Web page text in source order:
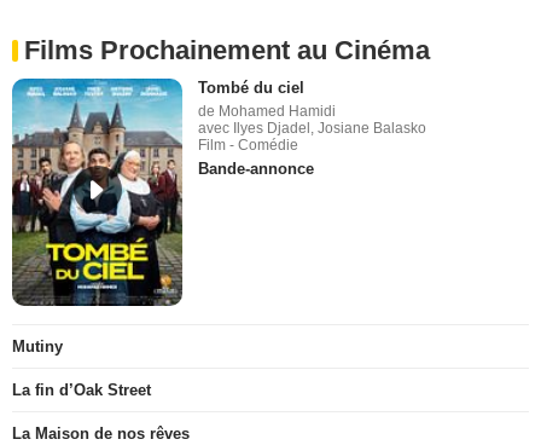
Films Prochainement au Cinéma
Tombé du ciel
de Mohamed Hamidi
avec Ilyes Djadel, Josiane Balasko
Film - Comédie
Bande-annonce
Mutiny
La fin d’Oak Street
La Maison de nos rêves